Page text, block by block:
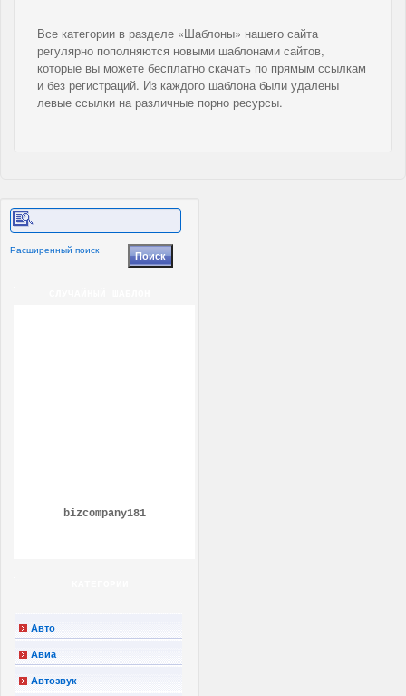
Все категории в разделе «Шаблоны» нашего сайта
регулярно пополняются новыми шаблонами сайтов,
которые вы можете бесплатно скачать по прямым ссылкам
и без регистраций. Из каждого шаблона были удалены
левые ссылки на различные порно ресурсы.
Расширенный поиск
bizcompany181
Авто
Авиа
Автозвук